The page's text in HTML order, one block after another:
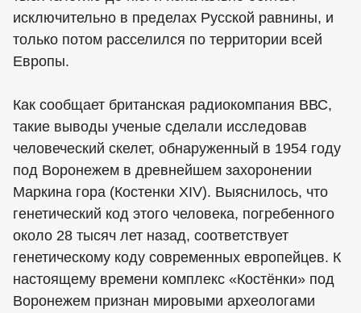
исключительно в пределах Русской равнины, и
только потом расселился по территории всей
Европы.
Как сообщает британская радиокомпания ВВС,
такие выводы ученые сделали исследовав
человеческий скелет, обнаруженный в 1954 году
под Воронежем в древнейшем захоронении
Маркина гора (Костенки XIV). Выяснилось, что
генетический код этого человека, погребенного
около 28 тысяч лет назад, соответствует
генетическому коду современных европейцев. К
настоящему времени комплекс «Костёнки» под
Воронежем признан мировыми археологами